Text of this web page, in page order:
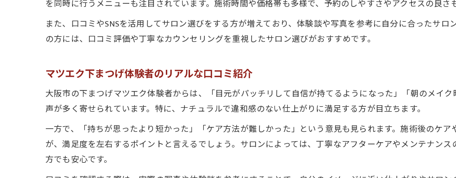
大阪市で実践されるマツエク下まつげケア法
を同時に行うメニューも注目されています。施術時間や価格帯も多様で、予約のしやすさやアクセスの良さ
また、口コミやSNSを活用してサロン選びをする方が増えており、体験談や写真を参考に自分に合ったサロ
の方には、口コミ評価や丁寧なカウンセリングを重視したサロン選びがおすすめです。
マツエク下まつげ体験者のリアルな口コミ紹介
大阪市の下まつげマツエク体験者からは、「目元がパッチリして自信が持てるようになった」「朝のメイ
声が多く寄せられています。特に、ナチュラルで違和感のない仕上がりに満足する方が目立ちます。
一方で、「持ちが思ったより短かった」「ケア方法が難しかった」という意見も見られます。施術後のケ
が、満足度を左右するポイントと言えるでしょう。サロンによっては、丁寧なアフターケアやメンテナン
方でも安心です。